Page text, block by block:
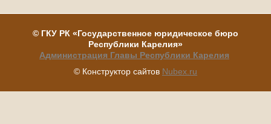
© ГКУ РК «Государственное юридическое бюро
Республики Карелия»
Администрация Главы Республики Карелия
© Конструктор сайтов Nubex.ru